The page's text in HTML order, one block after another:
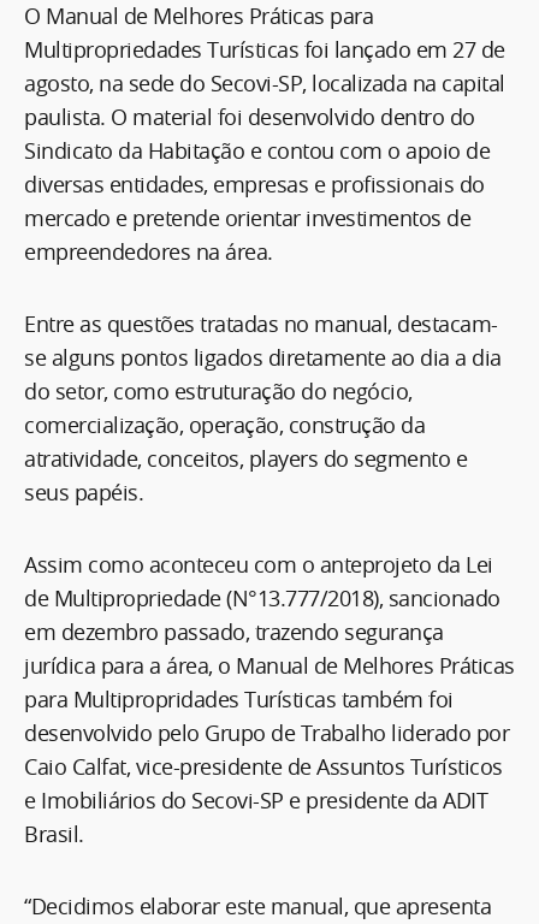
O Manual de Melhores Práticas para
Multipropriedades Turísticas foi lançado em 27 de
agosto, na sede do Secovi-SP, localizada na capital
paulista. O material foi desenvolvido dentro do
Sindicato da Habitação e contou com o apoio de
diversas entidades, empresas e profissionais do
mercado e pretende orientar investimentos de
empreendedores na área.
Entre as questões tratadas no manual, destacam-
se alguns pontos ligados diretamente ao dia a dia
do setor, como estruturação do negócio,
comercialização, operação, construção da
atratividade, conceitos, players do segmento e
seus papéis.
Assim como aconteceu com o anteprojeto da Lei
de Multipropriedade (N°13.777/2018), sancionado
em dezembro passado, trazendo segurança
jurídica para a área, o Manual de Melhores Práticas
para Multipropridades Turísticas também foi
desenvolvido pelo Grupo de Trabalho liderado por
Caio Calfat, vice-presidente de Assuntos Turísticos
e Imobiliários do Secovi-SP e presidente da ADIT
Brasil.
“Decidimos elaborar este manual, que apresenta